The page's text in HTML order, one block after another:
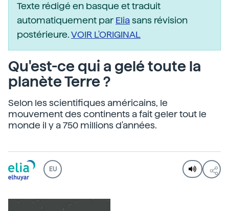
Texte rédigé en basque et traduit
automatiquement parEliasans révision
postérieure.VOIR L'ORIGINAL
Qu'est-ce qui a gelé toute la
planète Terre ?
Selon les scientifiques américains, le
mouvement des continents a fait geler tout le
monde il y a 750 millions d'années.
EU